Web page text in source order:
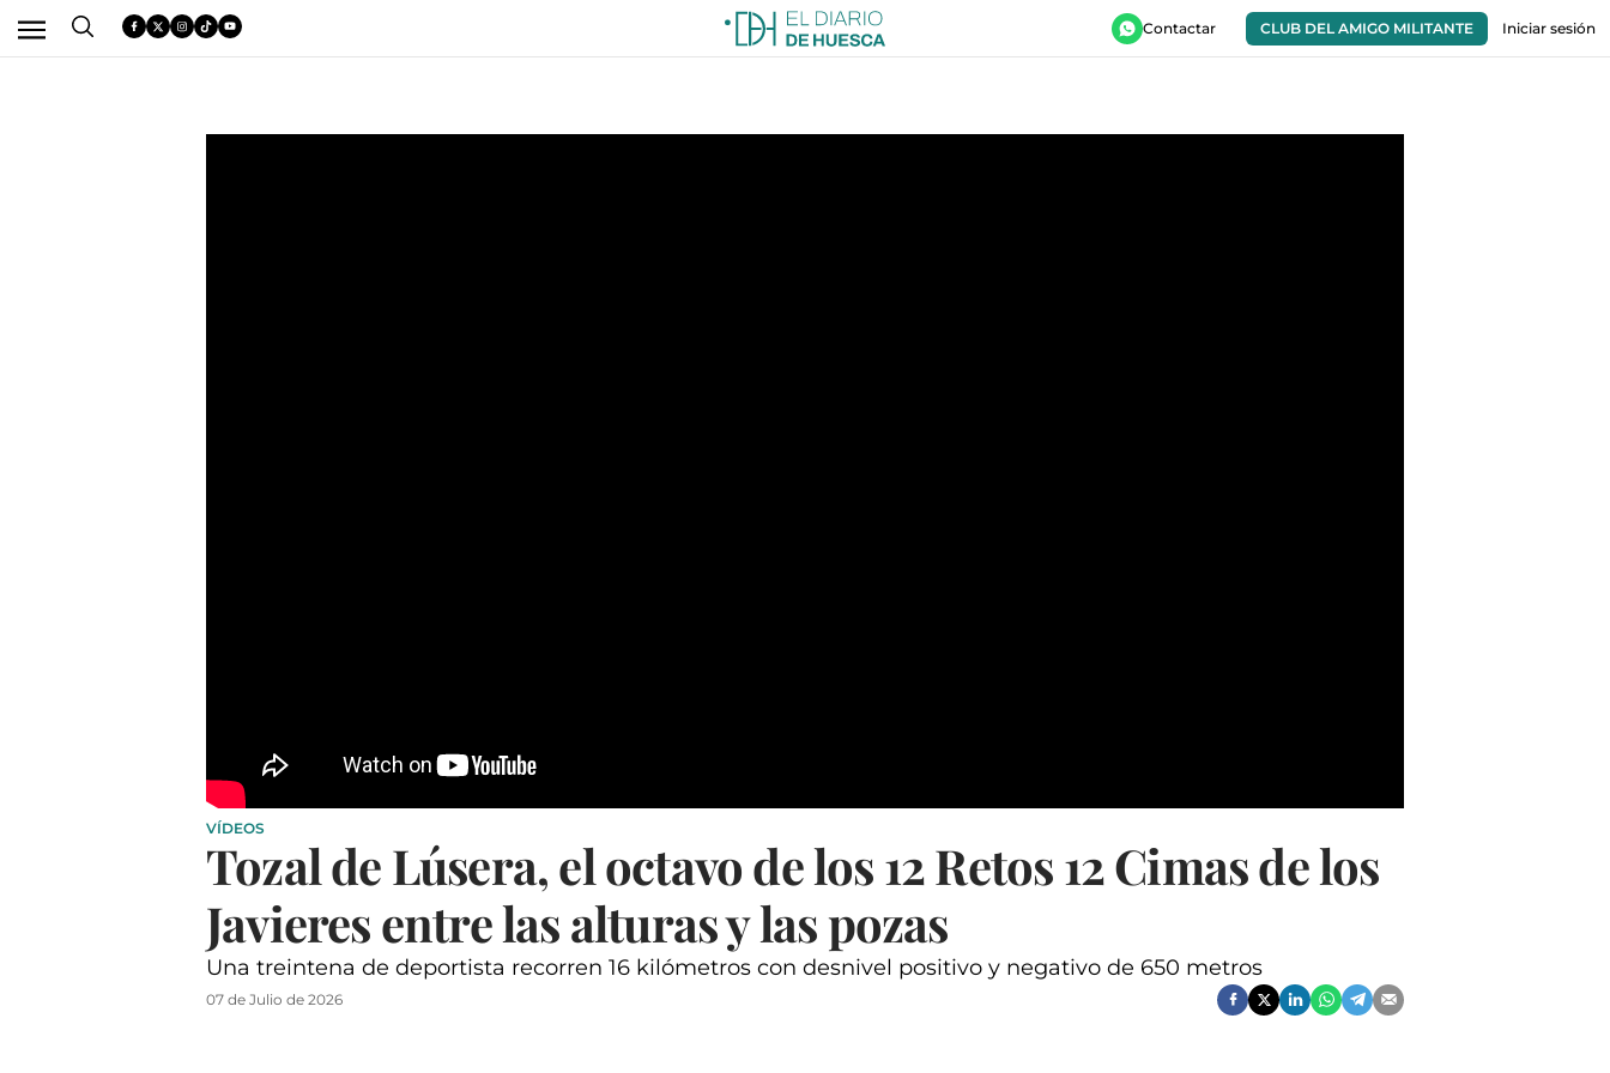
Contactar CLUB DEL AMIGO MILITANTE Iniciar sesión
VÍDEOS
Tozal de Lúsera, el octavo de los 12 Retos 12 Cimas de los
Javieres entre las alturas y las pozas
Una treintena de deportista recorren 16 kilómetros con desnivel positivo y negativo de 650 metros
07 de Julio de 2026